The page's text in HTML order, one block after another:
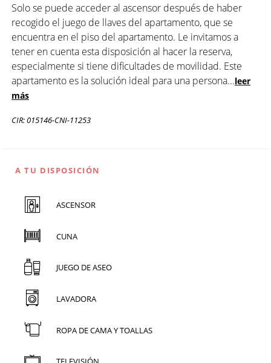
Solo se puede acceder al ascensor después de haber
recogido el juego de llaves del apartamento, que se
encuentra en el piso del apartamento. Le invitamos a
tener en cuenta esta disposición al hacer la reserva,
especialmente si tiene dificultades de movilidad. Este
apartamento es la solución ideal para una persona...leer
más
CIR: 015146-CNI-11253
A TU DISPOSICIÓN
ASCENSOR
CUNA
JUEGO DE ASEO
LAVADORA
ROPA DE CAMA Y TOALLAS